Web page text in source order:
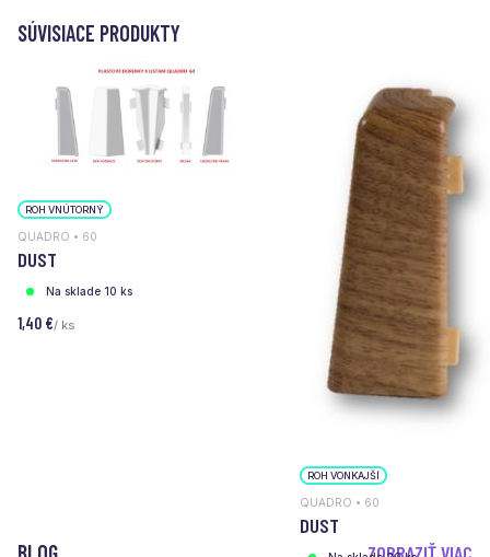
SÚVISIACE PRODUKTY
ROH VNÚTORNÝ
QUADRO • 60
DUST
Na sklade 10 ks
1,40 €/ ks
ROH VONKAJŠÍ
QUADRO • 60
DUST